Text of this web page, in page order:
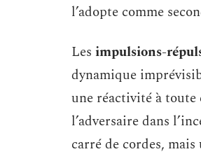
l’adopte comme
Les impulsions-
dynamique
une réactivité à toute
l’adversaire dans
carré de cordes,